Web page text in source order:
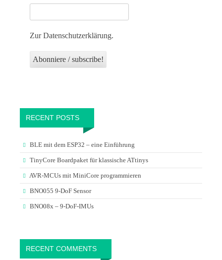
Zur Datenschutzerklärung.
RECENT POSTS
BLE mit dem ESP32 – eine Einführung
TinyCore Boardpaket für klassische ATtinys
AVR-MCUs mit MiniCore programmieren
BNO055 9-DoF Sensor
BNO08x – 9-DoF-IMUs
RECENT COMMENTS